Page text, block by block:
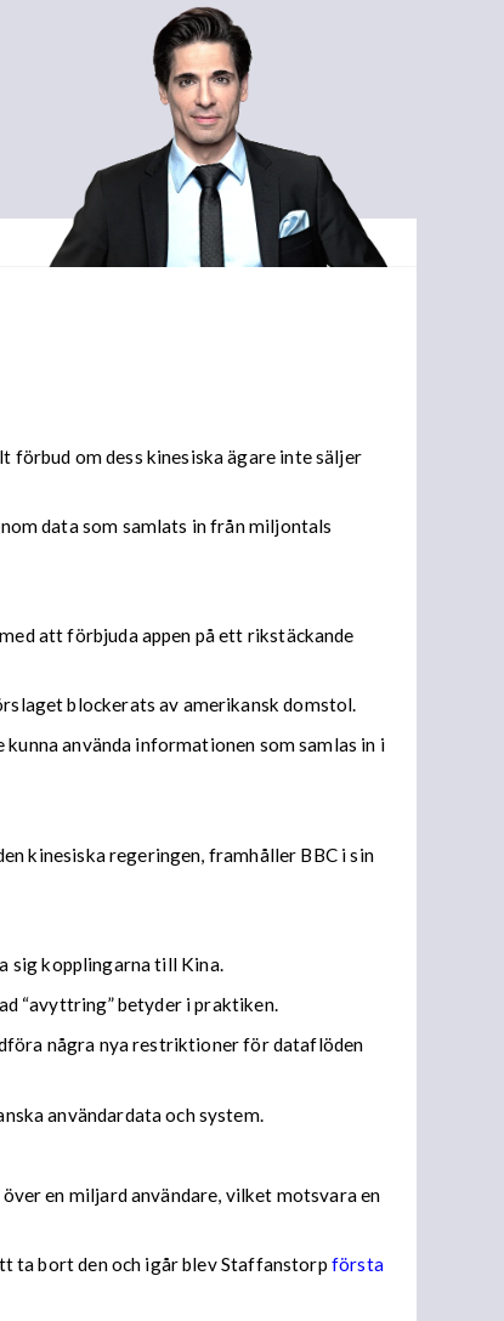
om dess kinesiska ägare inte säljer
data som samlats in från miljontals
att förbjuda appen på ett rikstäckande
blockerats av amerikansk domstol.
använda informationen som samlas in i
kinesiska regeringen, framhåller BBC i sin
sig kopplingarna till Kina.
“avyttring” betyder i praktiken.
några nya restriktioner för dataflöden
användardata och system.
en miljard användare, vilket motsvara en
ta bort den och igår blev Staffanstorp första